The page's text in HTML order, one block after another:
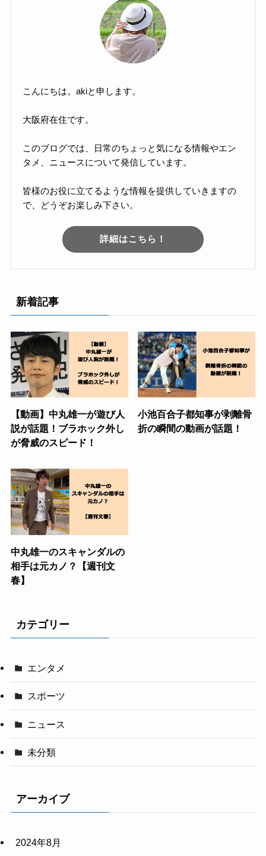
こんにちは。akiと申します。
大阪府在住です。
このブログでは、日常のちょっと気になる情報やエン
タメ、ニュースについて発信しています。
皆様のお役に立てるような情報を提供していきますの
で、どうぞお楽しみ下さい。
詳細はこちら！
新着記事
【動画】中丸雄一が遊び人
説が話題！ブラホック外し
が脅威のスピード！
小池百合子都知事が剥離骨
折の瞬間の動画が話題！
中丸雄一のスキャンダルの
相手は元カノ？【週刊文
春】
カテゴリー
エンタメ
スポーツ
ニュース
未分類
アーカイブ
2024年8月